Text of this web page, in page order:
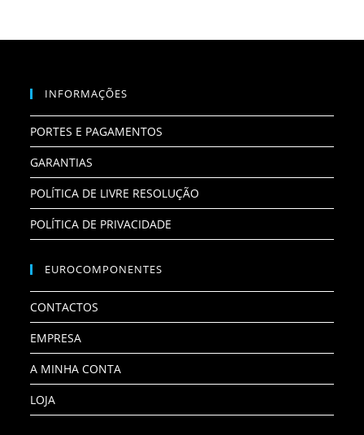
INFORMAÇÕES
PORTES E PAGAMENTOS
GARANTIAS
POLÍTICA DE LIVRE RESOLUÇÃO
POLÍTICA DE PRIVACIDADE
EUROCOMPONENTES
CONTACTOS
EMPRESA
A MINHA CONTA
LOJA